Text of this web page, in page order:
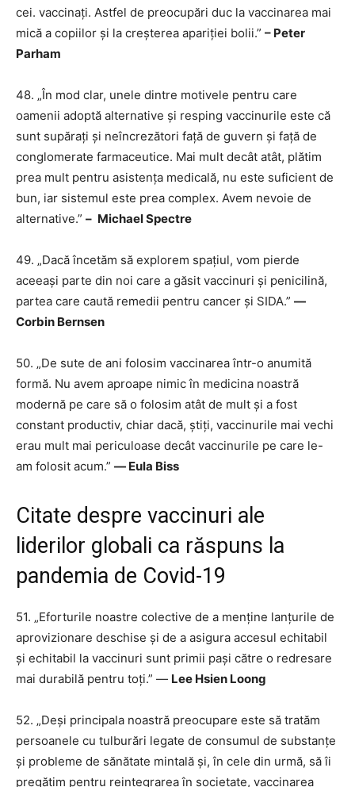
cei. vaccinați. Astfel de preocupări duc la vaccinarea mai
mică a copiilor și la creșterea apariției bolii.” – Peter
Parham
48. „În mod clar, unele dintre motivele pentru care
oamenii adoptă alternative și resping vaccinurile este că
sunt supărați și neîncrezători față de guvern și față de
conglomerate farmaceutice. Mai mult decât atât, plătim
prea mult pentru asistența medicală, nu este suficient de
bun, iar sistemul este prea complex. Avem nevoie de
alternative.” – Michael Spectre
49. „Dacă încetăm să explorem spațiul, vom pierde
aceeași parte din noi care a găsit vaccinuri și penicilină,
partea care caută remedii pentru cancer și SIDA.” ―
Corbin Bernsen
50. „De sute de ani folosim vaccinarea într-o anumită
formă. Nu avem aproape nimic în medicina noastră
modernă pe care să o folosim atât de mult și a fost
constant productiv, chiar dacă, știți, vaccinurile mai vechi
erau mult mai periculoase decât vaccinurile pe care le-
am folosit acum.” ― Eula Biss
Citate despre vaccinuri ale
liderilor globali ca răspuns la
pandemia de Covid-19
51. „Eforturile noastre colective de a menține lanțurile de
aprovizionare deschise și de a asigura accesul echitabil
și echitabil la vaccinuri sunt primii pași către o redresare
mai durabilă pentru toți.” — Lee Hsien Loong
52. „Deși principala noastră preocupare este să tratăm
persoanele cu tulburări legate de consumul de substanțe
și probleme de sănătate mintală și, în cele din urmă, să îi
pregătim pentru reintegrarea în societate, vaccinarea